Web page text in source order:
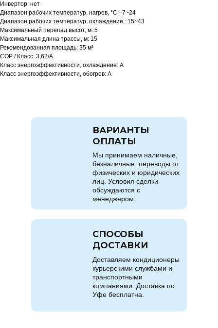
Инвертор: нет
Диапазон рабочих температур, нагрев, °C: -7~24
Диапазон рабочих температур, охлаждение,: 15~43
Максимальный перепад высот, м: 5
Максимальная длина трассы, м: 15
Рекомендованная площадь: 35 м²
COP / Класс: 3,62/A
Класс энергоэффективности, охлаждение: A
Класс энергоэффективности, обогрев: A
Мы принимаем наличные,
безналичные, переводы от
физических и юридических
лиц. Условия сделки
обсуждаются с
менеджером.
ВАРИАНТЫ
ОПЛАТЫ
Доставляем кондиционеры
курьерскими службами и
транспортными
компаниями. Доставка по
Уфе бесплатна.
СПОСОБЫ
ДОСТАВКИ